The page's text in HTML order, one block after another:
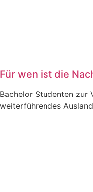
Für wen ist die
Bachelor Studenten zur
weiterführendes